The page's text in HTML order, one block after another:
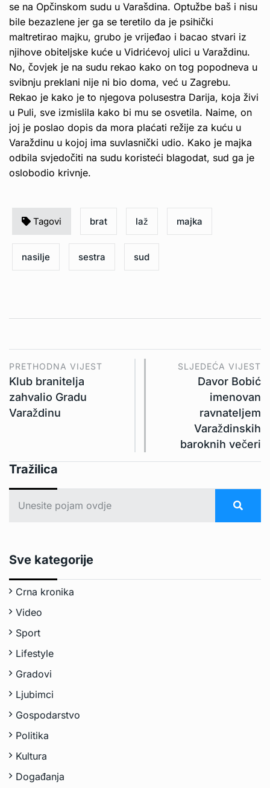
se na Opčinskom sudu u Varašdina. Optužbe baš i nisu
bile bezazlene jer ga se teretilo da je psihički
maltretirao majku, grubo je vrijeđao i bacao stvari iz
njihove obiteljske kuće u Vidrićevoj ulici u Varaždinu.
No, čovjek je na sudu rekao kako on tog popodneva u
svibnju preklani nije ni bio doma, već u Zagrebu.
Rekao je kako je to njegova polusestra Darija, koja živi
u Puli, sve izmislila kako bi mu se osvetila. Naime, on
joj je poslao dopis da mora plaćati režije za kuću u
Varaždinu u kojoj ima suvlasnički udio. Kako je majka
odbila svjedočiti na sudu koristeći blagodat, sud ga je
oslobodio krivnje.
Tagovi brat laž majka
nasilje sestra sud
PRETHODNA VIJEST
Klub branitelja
zahvalio Gradu
Varaždinu
SLJEDEĆA VIJEST
Davor Bobić
imenovan
ravnateljem
Varaždinskih
baroknih večeri
Tražilica
Sve kategorije
Crna kronika
Video
Sport
Lifestyle
Gradovi
Ljubimci
Gospodarstvo
Politika
Kultura
Događanja